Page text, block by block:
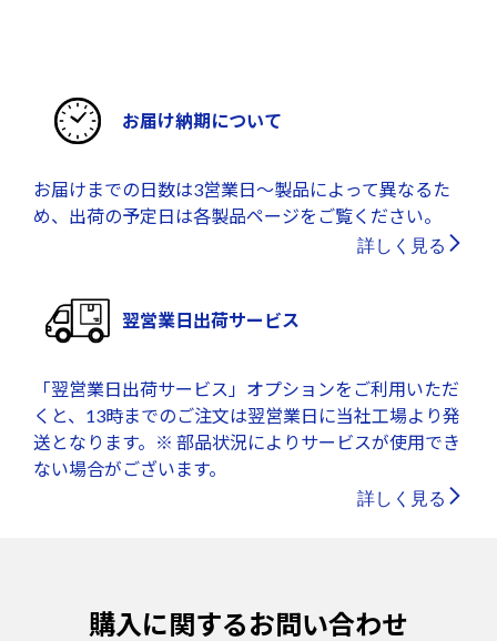
お届け納期について
お届けまでの日数は3営業日～製品によって異なるた
め、出荷の予定日は各製品ページをご覧ください。
詳しく見る
翌営業日出荷サービス
「翌営業日出荷サービス」オプションをご利用いただ
くと、13時までのご注文は翌営業日に当社工場より発
送となります。※ 部品状況によりサービスが使用でき
ない場合がございます。
詳しく見る
購入に関するお問い合わせ